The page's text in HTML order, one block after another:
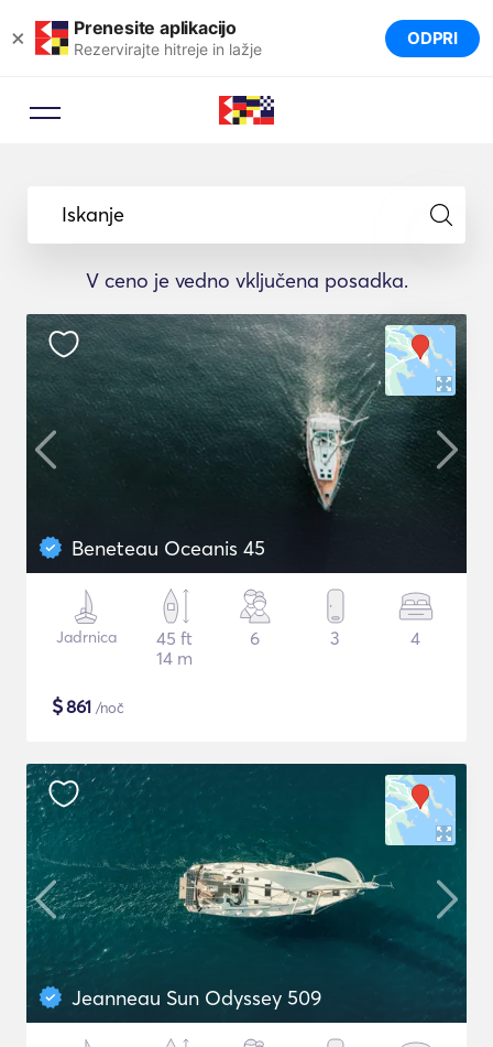
× Prenesite aplikacijo
Rezervirajte hitreje in lažje ODPRI
Iskanje
V ceno je vedno vključena posadka.
Beneteau Oceanis 45
Jadrnica
45 ft
14 m
6 3 4
$861 /noč
Jeanneau Sun Odyssey 509